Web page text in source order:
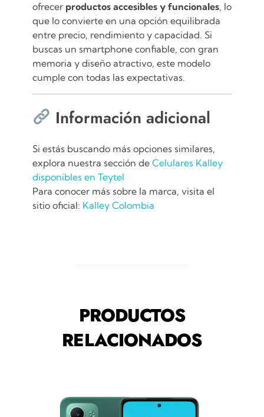
ofrecer productos accesibles y funcionales, lo
que lo convierte en una opción equilibrada
entre precio, rendimiento y capacidad. Si
buscas un smartphone confiable, con gran
memoria y diseño atractivo, este modelo
cumple con todas las expectativas.
Información adicional
Si estás buscando más opciones similares,
explora nuestra sección de Celulares Kalley
disponibles en Teytel
Para conocer más sobre la marca, visita el
sitio oficial: Kalley Colombia
PRODUCTOS
RELACIONADOS